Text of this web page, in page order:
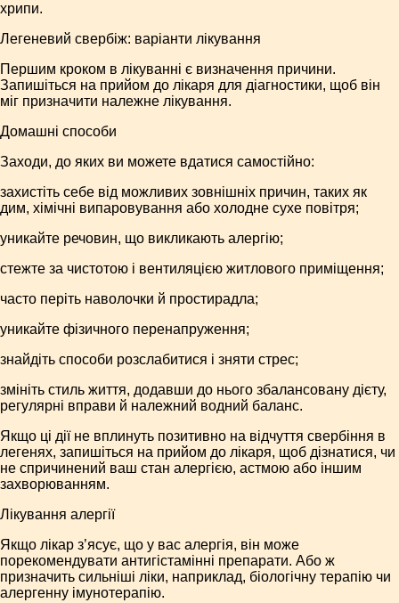
хрипи.
Легеневий свербіж: варіанти лікування
Першим кроком в лікуванні є визначення причини.
Запишіться на прийом до лікаря для діагностики, щоб він
міг призначити належне лікування.
Домашні способи
Заходи, до яких ви можете вдатися самостійно:
захистіть себе від можливих зовнішніх причин, таких як
дим, хімічні випаровування або холодне сухе повітря;
уникайте речовин, що викликають алергію;
стежте за чистотою і вентиляцією житлового приміщення;
часто періть наволочки й простирадла;
уникайте фізичного перенапруження;
знайдіть способи розслабитися і зняти стрес;
змініть стиль життя, додавши до нього збалансовану дієту,
регулярні вправи й належний водний баланс.
Якщо ці дії не вплинуть позитивно на відчуття свербіння в
легенях, запишіться на прийом до лікаря, щоб дізнатися, чи
не спричинений ваш стан алергією, астмою або іншим
захворюванням.
Лікування алергії
Якщо лікар з’ясує, що у вас алергія, він може
порекомендувати антигістамінні препарати. Або ж
призначить сильніші ліки, наприклад, біологічну терапію чи
алергенну імунотерапію.